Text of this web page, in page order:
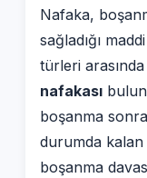
Nafaka,
sağladığı
türleri arasında
nafakası
boşanma
durumda kalan
boşanma